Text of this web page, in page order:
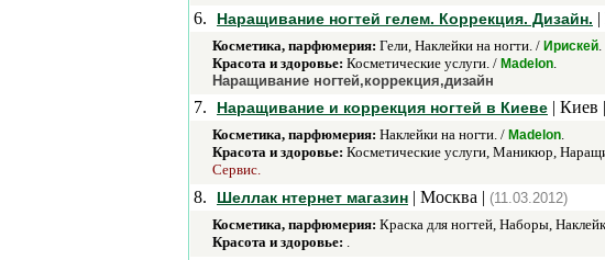
6. Наращивание ногтей гелем. Коррекция. Дизайн.
Косметика, парфюмерия: Гели, Наклейки на ногти. / Ирискей.
Красота и здоровье: Косметические услуги. / Madelon.
Наращивание ногтей,коррекция,дизайн
7. Наращивание и коррекция ногтей в Киеве | Киев |
Косметика, парфюмерия: Наклейки на ногти. / Madelon.
Красота и здоровье: Косметические услуги, Маникюр,
Сервис.
8. Шеллак нтернет магазин | Москва | (11.03.2012)
Косметика, парфюмерия: Краска для ногтей, Наборы,
Красота и здоровье: .